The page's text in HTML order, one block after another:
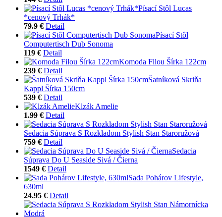
Písací Stôl Lucas
*cenový Trhák*
79.9 € Detail
Písací Stôl
Computertisch Dub Sonoma
119 € Detail
Komoda Filou Šírka 122cm
239 € Detail
Šatníková Skriňa
Kappl Šírka 150cm
539 € Detail
Klzák Amelie
1.99 € Detail
Sedacia Súprava S Rozkladom Stylish Stan Staroružová
759 € Detail
Sedacia
Súprava Do U Seaside Sivá / Čierna
1549 € Detail
Sada Pohárov Lifestyle,
630ml
24.95 € Detail